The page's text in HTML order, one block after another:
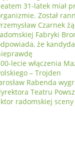
31-latek miał
Został
Czarnek
Fabryki
że
lecie włączenia
– Trojden
Rabenda
Teatru
radomskiej sceny